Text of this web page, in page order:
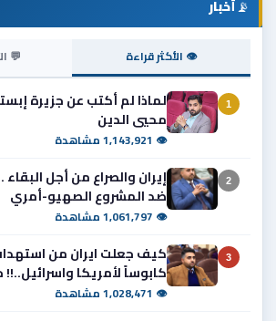
📡أخبار
👁 الأكثر قراءة 💬
1
لماذا لم أكتب عن جزيرة
محيي الدين
👁 1,143,921 مشاهدة
2
إيران والصراع من أجل
ضد المشروع الصهيو-أمري
👁 1,061,797 مشاهدة
3
كيف جعلت ايران من
كابوساً لأمريكا
👁 1,028,471 مشاهدة